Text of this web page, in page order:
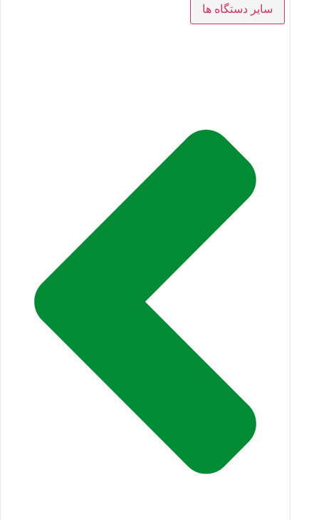
سایر دستگاه ها